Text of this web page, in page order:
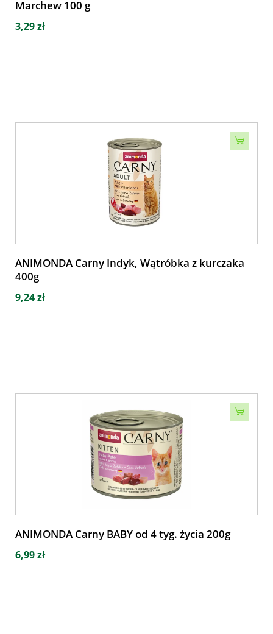
Marchew 100 g
3,29 zł
ANIMONDA Carny Indyk, Wątróbka z kurczaka
400g
9,24 zł
ANIMONDA Carny BABY od 4 tyg. życia 200g
6,99 zł